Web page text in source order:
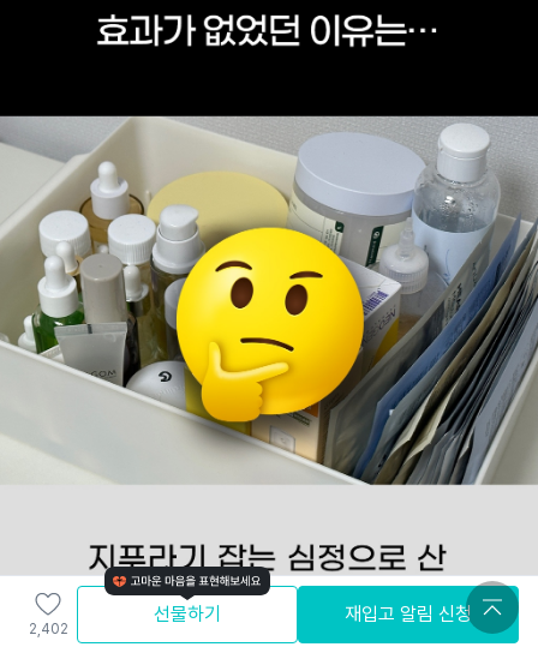
2,402
선물하기 재입고 알림 신청